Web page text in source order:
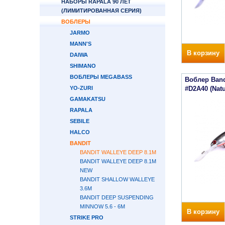
НАБОРЫ RAPALA 90 ЛЕТ
(ЛИМИТИРОВАННАЯ СЕРИЯ)
ВОБЛЕРЫ
JARMO
MANN'S
DAIWA
SHIMANO
ВОБЛЕРЫ MEGABASS
YO-ZURI
GAMAKATSU
RAPALA
SEBILE
HALCO
BANDIT
BANDIT WALLEYE DEEP 8.1М
BANDIT WALLEYE DEEP 8.1М
NEW
BANDIT SHALLOW WALLEYE
3.6М
BANDIT DEEP SUSPENDING
MINNOW 5.6 - 6М
STRIKE PRO
В корзину
Воблер
#D2A40
В корзину